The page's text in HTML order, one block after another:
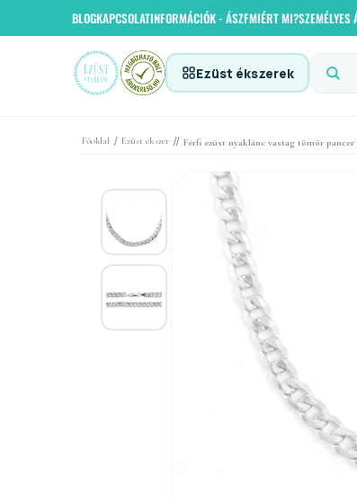
BLOGKAPCSOLATINFORMÁCIÓK - ÁSZFMIÉRT MI?SZEMÉLYES
Ezüst ékszerek
Főoldal / Ezüst ékszer // Férfi ezüst nyaklánc vastag tömör